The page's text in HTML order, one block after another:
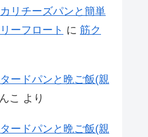
リチーズパンと簡単
ーフロート に 筋ク
ードパンと晩ご飯(親
こ より
ードパンと晩ご飯(親